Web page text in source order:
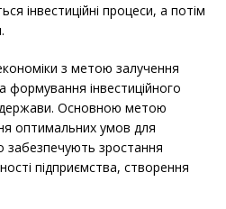
інвестиційні процеси, а потім
з метою залучення
формування інвестиційного
держави. Основною метою
оптимальних умов для
забезпечують зростання
підприємства, створення